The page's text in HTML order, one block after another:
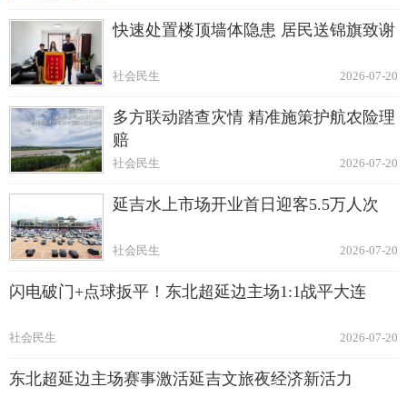
快速处置楼顶墙体隐患 居民送锦旗致谢
2026-07-20
社会民生
多方联动踏查灾情 精准施策护航农险理
赔
2026-07-20
社会民生
延吉水上市场开业首日迎客5.5万人次
2026-07-20
社会民生
闪电破门+点球扳平！东北超延边主场1:1战平大连
2026-07-20
社会民生
东北超延边主场赛事激活延吉文旅夜经济新活力